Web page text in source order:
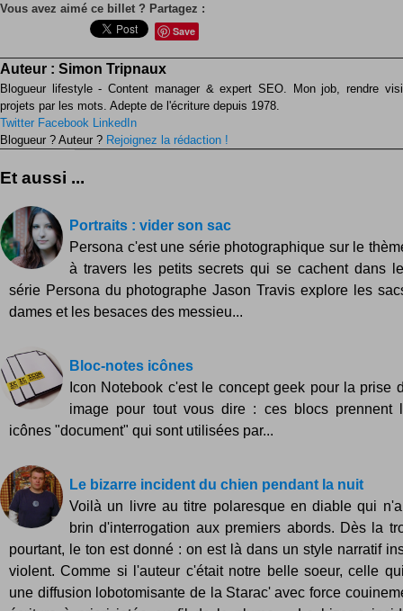
Vous avez aimé ce billet ? Partagez :
Save
Auteur : Simon Tripnaux
Blogueur lifestyle - Content manager & expert SEO. Mon job, rendre
projets par les mots. Adepte de l'écriture depuis 1978.
Twitter Facebook LinkedIn
Blogueur ? Auteur ? Rejoignez la rédaction !
Et aussi ...
Portraits : vider son sac
Persona c'est une série photographique sur le
à travers les petits secrets qui se cachent dans
série Persona du photographe Jason Travis explore les
dames et les besaces des messieu...
Bloc-notes icônes
Icon Notebook c'est le concept geek pour la prise
image pour tout vous dire : ces blocs prennent
icônes "document" qui sont utilisées par...
Le bizarre incident du chien pendant la nuit
Voilà un livre au titre polaresque en diable qui
brin d'interrogation aux premiers abords. Dès la
pourtant, le ton est donné : on est là dans un style narratif
violent. Comme si l'auteur c'était notre belle soeur, celle
une diffusion lobotomisante de la Starac' avec force